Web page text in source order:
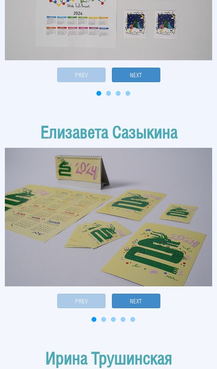
PREV NEXT
Елизавета Сазыкина
PREV NEXT
Ирина Трушинская